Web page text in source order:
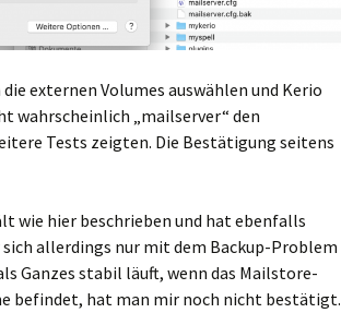
externen Volumes auswählen und Kerio
wahrscheinlich „mailserver“ den
Tests zeigten. Die Bestätigung seitens
wie hier beschrieben und hat ebenfalls
allerdings nur mit dem Backup-Problem
Ganzes stabil läuft, wenn das Mailstore-
befindet, hat man mir noch nicht bestätigt.